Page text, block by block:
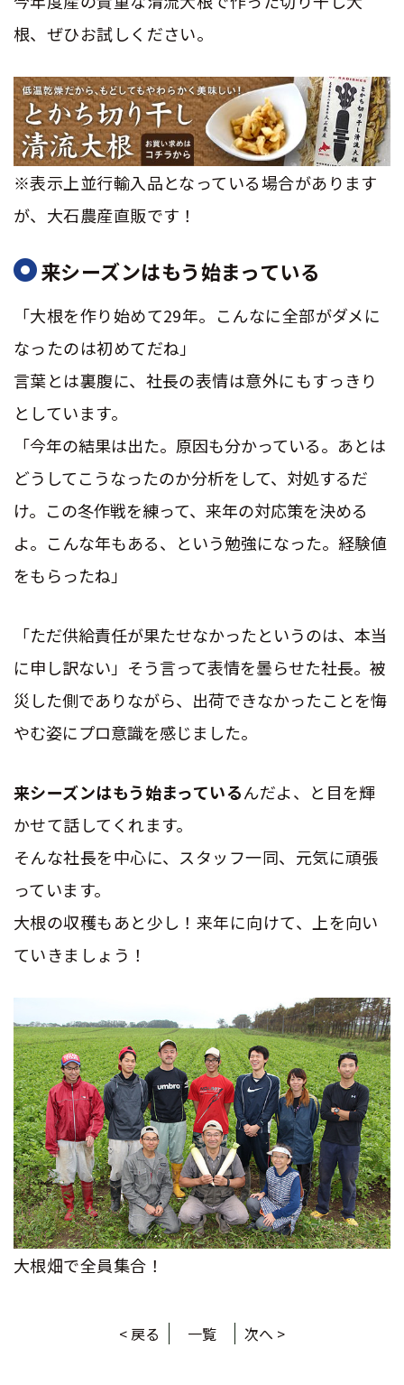
根、ぜひお試しください。
※表示上並行輸入品となっている場合があります
が、大石農産直販です！
来シーズンはもう始まっている
「大根を作り始めて29年。こんなに全部がダメに
なったのは初めてだね」
言葉とは裏腹に、社長の表情は意外にもすっきり
としています。
「今年の結果は出た。原因も分かっている。あとは
どうしてこうなったのか分析をして、対処するだ
け。 この冬作戦を練って、来年の対応策を決める
よ。こんな年もある、という勉強になった。経験値
をもらったね」
「ただ供給責任が果たせなかったというのは、本当
に申し訳ない」そう言って表情を曇らせた社長。被
災した側でありながら、出荷できなかったことを悔
やむ姿にプロ意識を感じました。
来シーズンはもう始まっているんだよ、と目を輝
かせて話してくれます。
そんな社長を中心に、スタッフ一同、元気に頑張
っています。
大根の収穫もあと少し！来年に向けて、上を向い
ていきましょう！
大根畑で全員集合！
< 戻る 一覧 次へ >